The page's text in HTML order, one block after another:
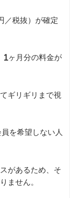
／税抜）が確定
1ヶ月分の料金が
ギリギリまで視
を希望しない人
があるため、そ
ません。